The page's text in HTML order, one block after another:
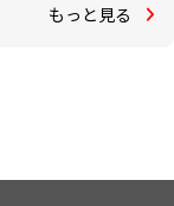
もっと見る